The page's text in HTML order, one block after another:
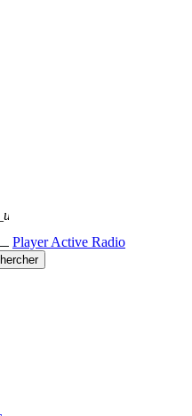
Player Active Radio